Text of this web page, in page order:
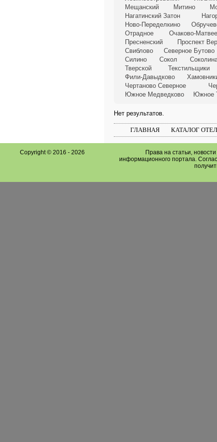
Мещанский
Митино
Нагатинский Затон
Ново-Переделкино
Отрадное
Очаково-
Пресненский
Проспект
Свиблово
Северное Бутово
Силино
Сокол
Тверской
Текстильщики
Фили-Давыдково
Чертаново Северное
Южное Медведково
Южное
Нет результатов.
ГЛАВНАЯ КАТАЛОГ
Copyright © 2016 - 2026
Права на статьи,
информационного портала.